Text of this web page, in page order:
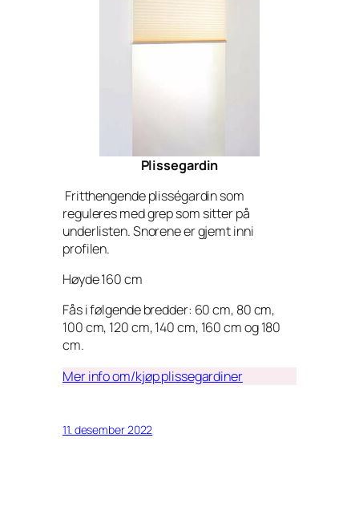
Plissegardin
Fritthengende plisségardin som
reguleres med grep som sitter på
underlisten. Snorene er gjemt inni
profilen.
Høyde 160 cm
Fås i følgende bredder: 60 cm, 80 cm,
100 cm, 120 cm, 140 cm, 160 cm og 180
cm.
Mer info om/kjøp plissegardiner
11. desember 2022